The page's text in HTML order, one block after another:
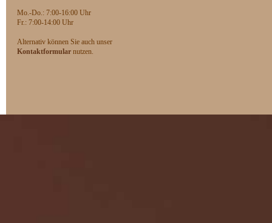
Mo.-Do.: 7:00-16:00 Uhr
Fr.: 7:00-14:00 Uhr
Alternativ können Sie auch unser
Kontaktformular nutzen.